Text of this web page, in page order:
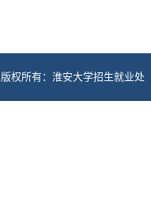
版权所有：淮安大学招生就业处